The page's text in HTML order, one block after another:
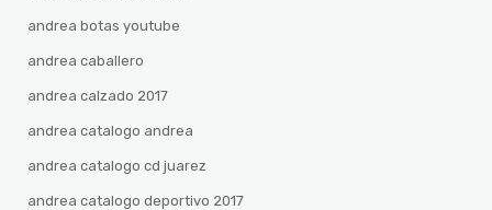
andrea botas youtube
andrea caballero
andrea calzado 2017
andrea catalogo andrea
andrea catalogo cd juarez
andrea catalogo deportivo 2017